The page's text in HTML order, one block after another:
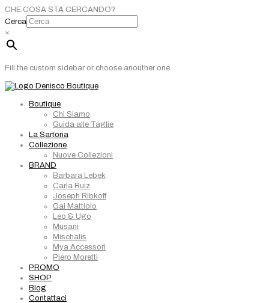
CHE COSA STA CERCANDO?
Cerca
×
Fill the custom sidebar or choose anouther one.
Boutique
Chi Siamo
Guida alle Taglie
La Sartoria
Collezione
Nuove Collezioni
BRAND
Barbara Lebek
Carla Ruiz
Joseph Ribkoff
Gai Mattiolo
Leo & Ugo
Musani
Mischalis
Mya Accessori
Piero Moretti
PROMO
SHOP
Blog
Contattaci